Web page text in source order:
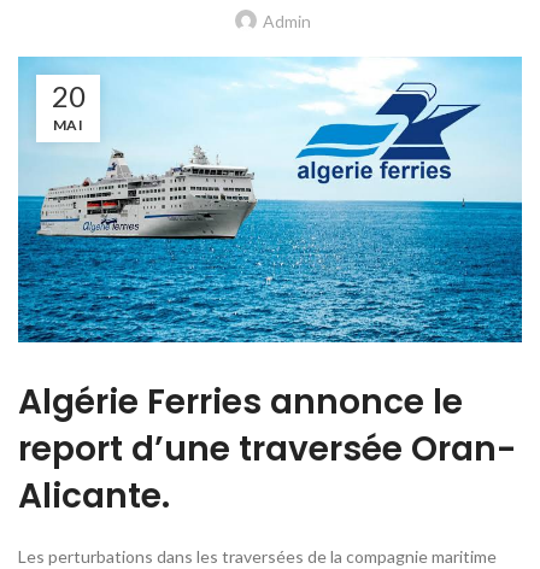
Admin
20
MAI
Algérie Ferries annonce le
report d’une traversée Oran-
Alicante.
Les perturbations dans les traversées de la compagnie maritime